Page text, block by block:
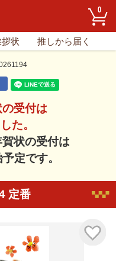
0
状 推しから届く
受付は
た。
状の受付は
定です。
定番